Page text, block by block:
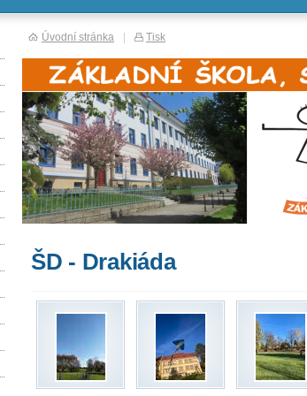
ŠD - Drakiáda
Úvodní stránka | Tisk